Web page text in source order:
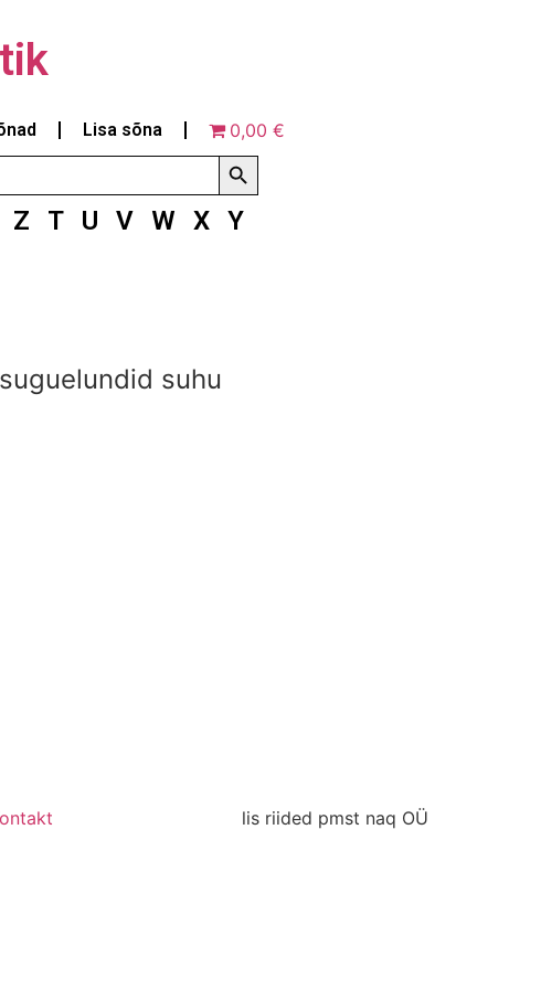
Lisa sõna
0,00 €
Search Button
Z T U V W X Y
suhu
lis riided pmst naq OÜ